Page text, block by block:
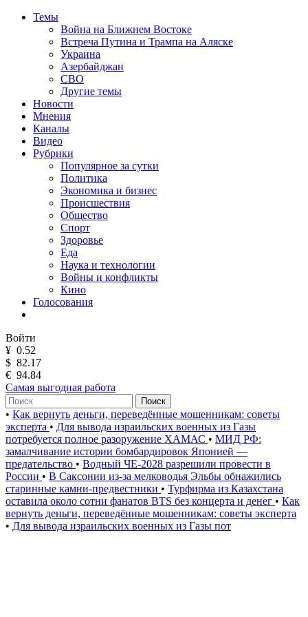
Темы
Война на Ближнем Востоке
Встреча Путина и Трампа на Аляске
Украина
Азербайджан
СВО
Другие темы
Новости
Мнения
Каналы
Видео
Рубрики
Популярное за сутки
Политика
Экономика и бизнес
Происшествия
Общество
Спорт
Здоровье
Еда
Наука и технологии
Войны и конфликты
Кино
Голосования
Войти
¥ 0.52
$ 82.17
€ 94.84
Самая выгодная работа
Поиск
• Как вернуть деньги, переведённые мошенникам: советы
эксперта • Для вывода израильских военных из Газы
потребуется полное разоружение ХАМАС • МИД РФ:
замалчивание истории бомбардировок Японией —
предательство • Водный ЧЕ-2028 разрешили провести в
России • В Саксонии из-за мелководья Эльбы обнажились
старинные камни-предвестники • Турфирма из Казахстана
оставила около сотни фанатов BTS без концерта и денег • Как
вернуть деньги, переведённые мошенникам: советы эксперта
• Для вывода израильских военных из Газы пот